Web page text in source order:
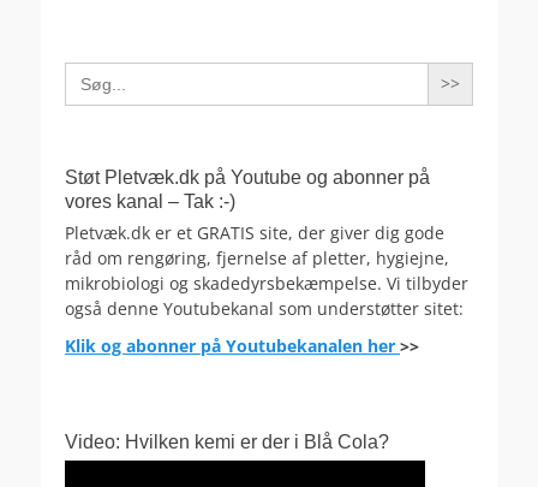
Search
for:
Støt Pletvæk.dk på Youtube og abonner på
vores kanal – Tak :-)
Pletvæk.dk er et GRATIS site, der giver dig gode
råd om rengøring, fjernelse af pletter, hygiejne,
mikrobiologi og skadedyrsbekæmpelse. Vi tilbyder
også denne Youtubekanal som understøtter sitet:
Klik og abonner på Youtubekanalen her >>
Video: Hvilken kemi er der i Blå Cola?